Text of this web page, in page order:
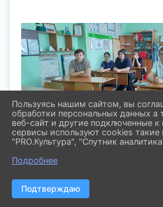
17 марта 2022 года на базе
Незамаевской, был проведён
делать при получении отказа в
Пользуясь нашим сайтом, вы
обработки персональных данных а
веб-сайт и другие подключенные к
сервисы используют cookies такие
"PRO.Культура", "Спутник
Подробнее
Подтверждаю